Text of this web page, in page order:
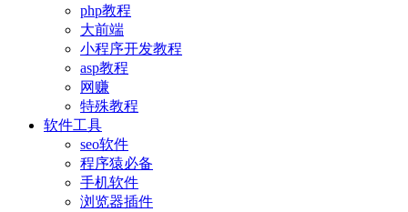
php教程
大前端
小程序开发教程
asp教程
网赚
特殊教程
软件工具
seo软件
程序猿必备
手机软件
浏览器插件